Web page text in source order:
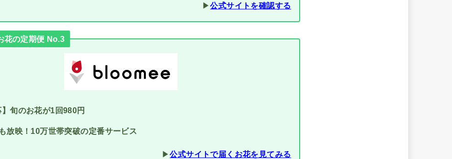
▶︎公式サイトを確認する
花の定期便 No.3
】旬のお花が1回980円
放映！10万世帯突破の定番サービス
▶︎公式サイトで届くお花を見てみる